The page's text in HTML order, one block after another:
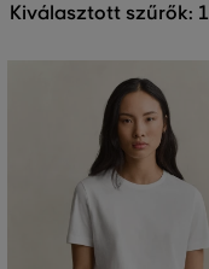
Kiválasztott szűrők: 1